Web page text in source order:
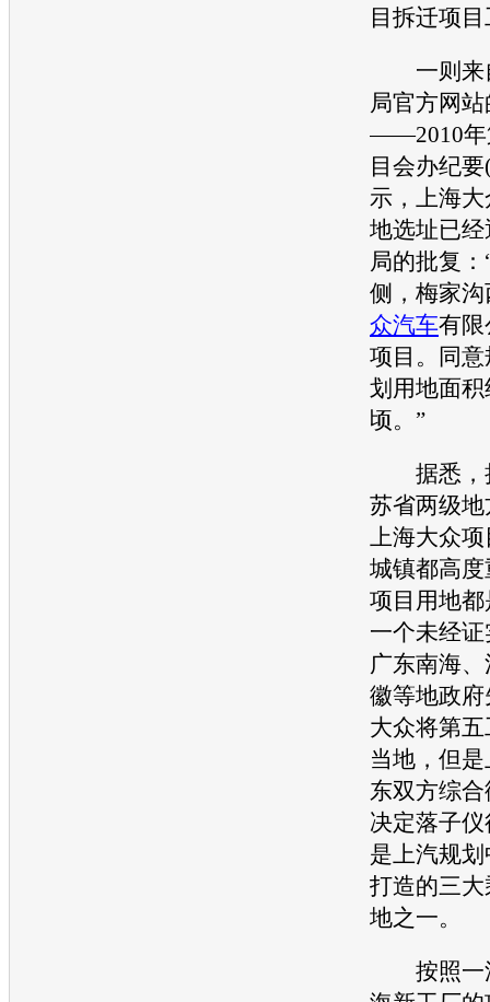
目拆迁项
一则来
局官方网
——2010年
目会办纪
示， 上海大
地选址已
局的批复
侧，梅家
众汽车有限
项目。同
划用地面积
顷。”
据悉，
苏省两级
上海大众项
城镇都高
项目用地
一个未经
广东南海
徽等地政
大众将第
当地，但是
东双方综
决定落子
是上汽规
打造的三
地之一。
按照